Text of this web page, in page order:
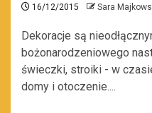
16/12/2015 Sara
Dekoracje są
bożonarodzeniowego
świeczki, stroiki - w
domy i otoczenie....